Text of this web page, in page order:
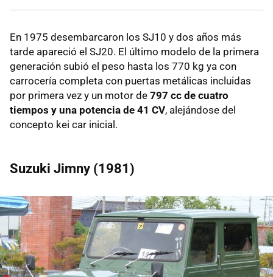
En 1975 desembarcaron los SJ10 y dos años más
tarde apareció el SJ20. El último modelo de la primera
generación subió el peso hasta los 770 kg ya con
carrocería completa con puertas metálicas incluidas
por primera vez y un motor de 797 cc de cuatro
tiempos y una potencia de 41 CV, alejándose del
concepto kei car inicial.
Suzuki Jimny (1981)